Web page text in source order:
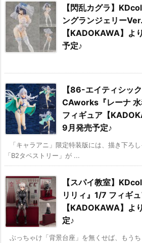
【閃乱カグラ】
ングランジェリー
【KADOKAWA】よ
予定♪
【86-エイティシック
CAworks『レーナ
フィギュア【
9月発売予定♪
「キャラアニ」限定特装版には、描き下ろ
「B2タペストリー」が ...
【スパイ教室】
リリィ』1/7 フィギ
【KADOKAWA】よ
定♪
ぶっちゃけ「背景台座」を無くせば、もう